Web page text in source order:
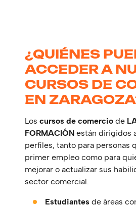
¿QUIÉNES
ACCEDER A
CURSOS DE
EN
Loscursos de comerciode
FORMACIÓN están dirigidos
perfiles, tanto para personas
primer empleo como para
mejorar o actualizar sus
sector comercial.
Estudiantes de áreas